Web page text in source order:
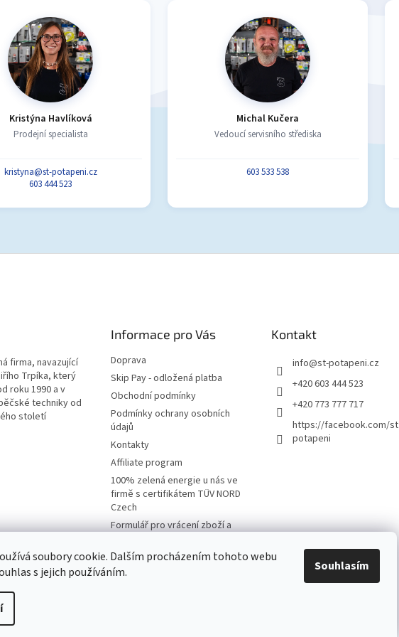
soubory cookie. Dalším procházením tohoto webu
s jejich používáním.
Souhlasím
Kristýna Havlíková
Prodejní specialista
kristyna@st-potapeni.cz
603 444 523
Michal Kučera
Vedoucí servisního střediska
603 533 538
firma, navazující
Trpíka, který
roku 1990 a v
techniky od
století
Informace pro Vás
Doprava
Skip Pay - odložená platba
Obchodní podmínky
Podmínky ochrany osobních
údajů
Kontakty
Affiliate program
100% zelená energie u nás ve
firmě s certifikátem TÜV NORD
Czech
Formulář pro vrácení zboží a
Moje objednávka
Kontakt
info@st-potapeni.cz
+420 603 444 523
+420 773 777 717
https://facebook.com/st
potapeni